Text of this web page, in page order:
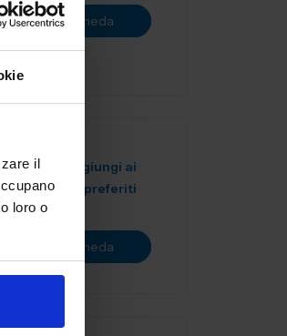
il
loro o
Vai alla scheda
Aggiungi ai
preferiti
Vai alla scheda